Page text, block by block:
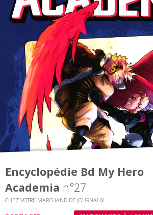
Encyclopédie Bd My Hero
Academia n°27
CHEZ VOTRE MARCHAND DE JOURNAUX